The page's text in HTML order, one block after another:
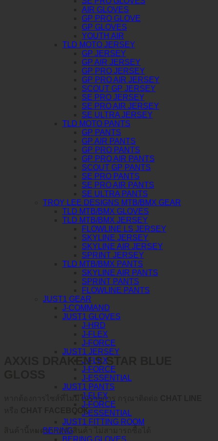
AIR GLOVES
GP PRO GLOVE
GP GLOVES
YOUTH AIR
TLD MOTO JERSEY
GP JERSEY
GP AIR JERSEY
GP PRO JERSEY
GP PRO AIR JERSEY
SCOUT GP JERSEY
SE PRO JERSEY
SE PRO AIR JERSEY
SE ULTRA JERSEY
TLD MOTO PANTS
GP PANTS
GP AIR PANTS
GP PRO PANTS
GP PRO AIR PANTS
SCOUT GP PANTS
SE PRO PANTS
SE PRO AIR PANTS
SE ULTRA PANTS
TROY LEE DESIGNS MTB/BMX GEAR
TLD MTB/BMX GLOVES
TLD MTB/BMX JERSEY
FLOWLINE LS JERSEY
SKYLINE JERSEY
SKYLINE AIR JERSEY
SPRINT JERSEY
TLD MTB/BMX PANTS
SKYLINE AIR PANTS
SPRINT PANTS
FLOWLINE PANTS
JUST1 GEAR
J-COMMAND
JUST1 GLOVES
J-HRD
J-FLEX
J-FORCE
JUST1 JERSEY
J-FLEX
J-FORCE
J-ESSENTIAL
JUST1 PANTS
J-FLEX
J-FORCE
J-ESSENTIAL
JUST1 FITTING ROOM
BERING
BERING GLOVES
AXXIS DRAKEN S STAR BLUE
หากต้องการไซส์ที่ไม่มีในรายการ กรุณาติดต่อ
CHAT FACEBOOK
สินค้านี้หมดจากคลังสินค้า ไม่สามารถซื้อได้